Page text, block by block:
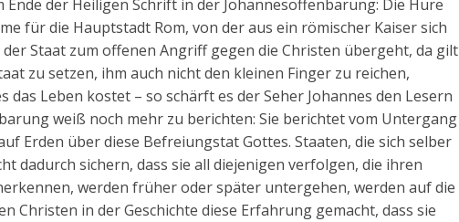
der Heiligen Schrift in der Johannesoffenbarung: Die Hure
für die Hauptstadt Rom, von der aus ein römischer Kaiser sich
Staat zum offenen Angriff gegen die Christen übergeht, da gilt
zu setzen, ihm auch nicht den kleinen Finger zu reichen,
Leben kostet – so schärft es der Seher Johannes den Lesern
weiß noch mehr zu berichten: Sie berichtet vom Untergang
Erden über diese Befreiungstat Gottes. Staaten, die sich selber
dadurch sichern, dass sie all diejenigen verfolgen, die ihren
werden früher oder später untergehen, werden auf die
Christen in der Geschichte diese Erfahrung gemacht, dass sie